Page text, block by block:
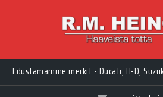
Edustamamme merkit - Ducati, H-D,